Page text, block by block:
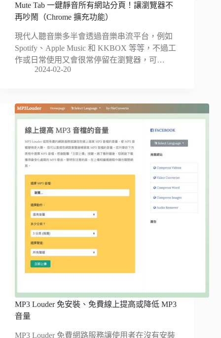
Mute Tab 一鍵靜音所有網站分頁！讓瀏覽器不
再吵鬧（Chrome 擴充功能）
現代人聽音樂多半會透過音樂串流平台，例如
Spotify、Apple Music 和 KKBOX 等等，不過工
作或日常使用又會很常停留在瀏覽器，可…
2024-02-20
MP3 Louder 免安裝、免費線上提高或降低 MP3
音量
MP3 Louder 免費網路服務讓使用者在沒有安裝